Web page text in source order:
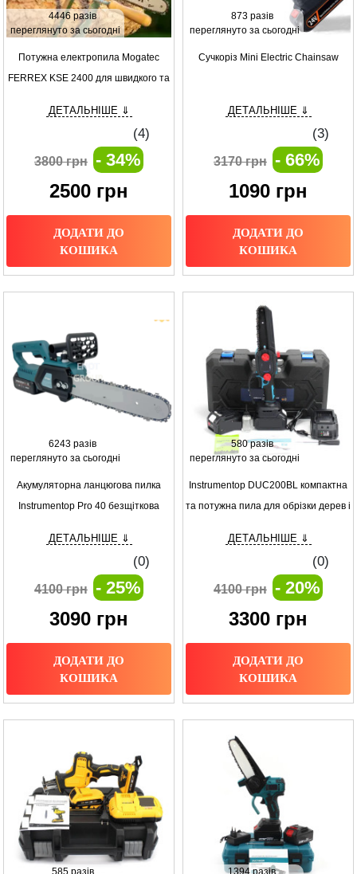
4446 разів
переглянуто за сьогодні
Потужна електропила Mogatec
FERREX KSE 2400 для швидкого та
ДЕТАЛЬНІШЕ ⇓
(4)
3800 грн - 34%
2500 грн
ДОДАТИ ДО
КОШИКА
873 разів
переглянуто за сьогодні
Сучкоріз Mini Electric Chainsaw
ДЕТАЛЬНІШЕ ⇓
(3)
3170 грн - 66%
1090 грн
ДОДАТИ ДО
КОШИКА
6243 разів
переглянуто за сьогодні
Акумуляторна ланцюгова пилка
Instrumentop Pro 40 безщіткова
68V у кейсі
ДЕТАЛЬНІШЕ ⇓
(0)
4100 грн - 25%
3090 грн
ДОДАТИ ДО
КОШИКА
580 разів
переглянуто за сьогодні
Instrumentop DUC200BL компактна
та потужна пила для обрізки дерев і
ДЕТАЛЬНІШЕ ⇓
(0)
4100 грн - 20%
3300 грн
ДОДАТИ ДО
КОШИКА
585 разів 1394 разів